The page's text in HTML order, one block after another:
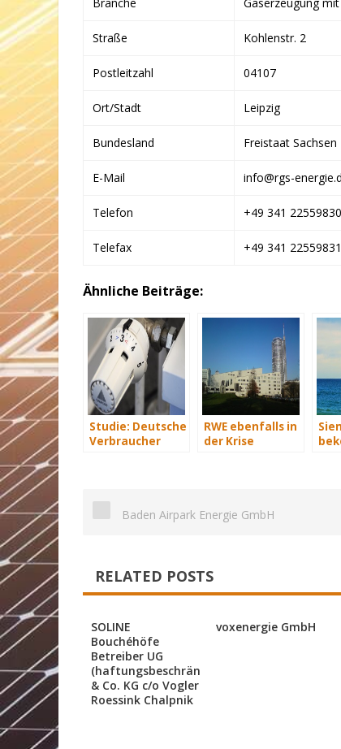
Branche Gaserzeugung
Straße Kohlenstr. 2
Postleitzahl 04107
Ort/Stadt Leipzig
Bundesland Freistaat Sachsen
E-Mail info@rgs-
Telefon +49 341 22559830
Telefax +49 341
Ähnliche Beiträge:
Studie: Deutsche
Verbraucher
RWE ebenfalls in
der Krise
Baden Airpark Energie GmbH
RELATED POSTS
SOLINE
Bouchéhöfe
Betreiber UG
(haftungsbeschränkt)
& Co. KG c/o Vogler
Roessink Chalpnik
voxenergie GmbH